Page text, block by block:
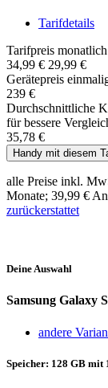
Tarifdetails
Tarifpreis monatlich
34,99 € 29,99 €
Gerätepreis
239 €
Durchschnittliche
für bessere
35,78 €
Handy mit diesem
alle Preise inkl.
Monate; 39,99 €
zurückerstattet
Deine Auswahl
Samsung Galaxy
andere
Speicher: 128 GB mit